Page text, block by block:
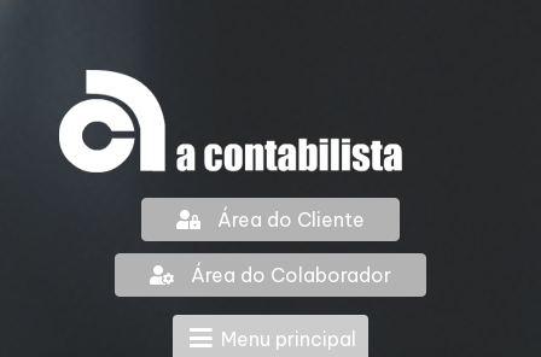
Área do Cliente
Área do Colaborador
Menu principal